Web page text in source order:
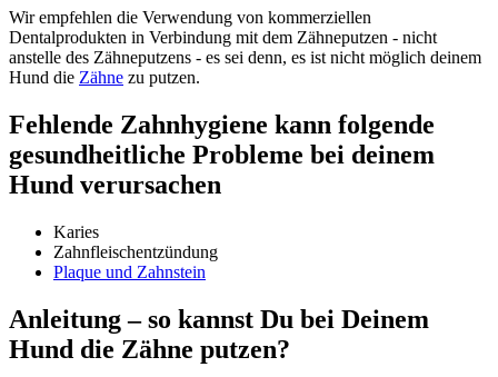
Wir empfehlen die Verwendung von kommerziellen
Dentalprodukten in Verbindung mit dem Zähneputzen - nicht
anstelle des Zähneputzens - es sei denn, es ist nicht möglich deinem
Hund die Zähne zu putzen.
Fehlende Zahnhygiene kann folgende
gesundheitliche Probleme bei deinem
Hund verursachen
Karies
Zahnfleischentzündung
Plaque und Zahnstein
Anleitung – so kannst Du bei Deinem
Hund die Zähne putzen?